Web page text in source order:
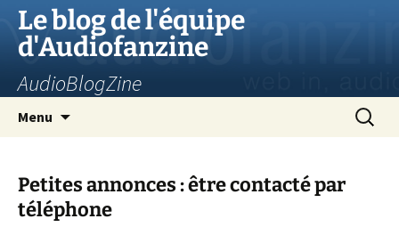
Aller
contenu
Le blog de l'équipe
d'Audiofanzine
AudioBlogZine
Menu
Petites annonces : être contacté par
téléphone